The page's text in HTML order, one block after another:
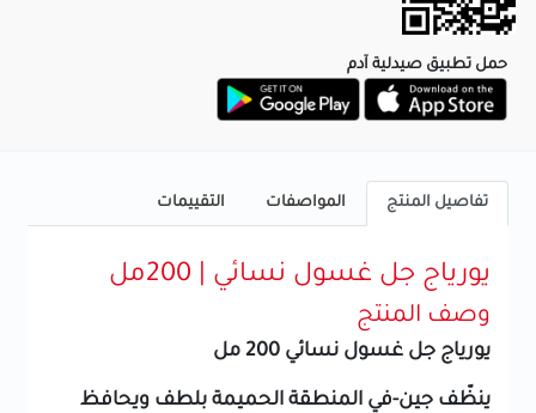
حمل تطبيق صيدلية آدم
تفاصيل المنتج المواصفات التقييمات
يورياج جل غسول نسائي | 200مل
وصف المنتج
يورياج جل غسول نسائي 200 مل
ينظّف جين-في المنطقة الحميمة بلطف ويحافظ